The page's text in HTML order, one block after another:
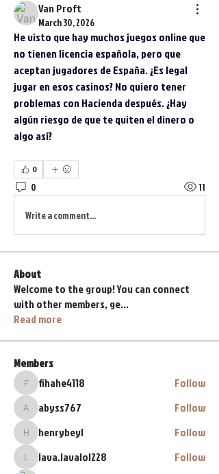
Van Proft
March 30, 2026
He visto que hay muchos juegos online que
no tienen licencia española, pero que
aceptan jugadores de España. ¿Es legal
jugar en esos casinos? No quiero tener
problemas con Hacienda después. ¿Hay
algún riesgo de que te quiten el dinero o
algo así?
0
0 11
Write a comment...
About
Welcome to the group! You can connect
with other members, ge...
Read more
Members
fihahe4118
fihahe4118 Follow
abyss767
abyss767 Follow
henrybeyl
henrybeyl Follow
lava.lavalol228
lava.lavalol228
Follow